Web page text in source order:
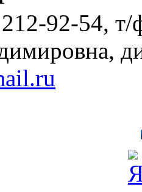
92-54,